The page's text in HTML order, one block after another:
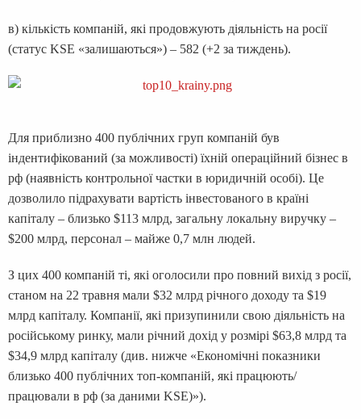
в) кількість компаній, які продовжують діяльність на росії
(статус KSE «залишаються») – 582 (+2 за тиждень).
Для приблизно 400 публічних груп компаній був
індентифікований (за можливості) їхній операційний бізнес в
рф (наявність контрольної частки в юридичній особі). Це
дозволило підрахувати вартість інвестованого в країні
капіталу – близько $113 млрд, загальну локальну виручку –
$200 млрд, персонал – майже 0,7 млн людей.
З цих 400 компаній ті, які оголосили про повний вихід з росії,
станом на 22 травня мали $32 млрд річного доходу та $19
млрд капіталу. Компанії, які призупинили свою діяльність на
російському ринку, мали річний дохід у розмірі $63,8 млрд та
$34,9 млрд капіталу (див. нижче «Економічні показники
близько 400 публічних топ-компаній, які працюють/
працювали в рф (за даними KSE)»).